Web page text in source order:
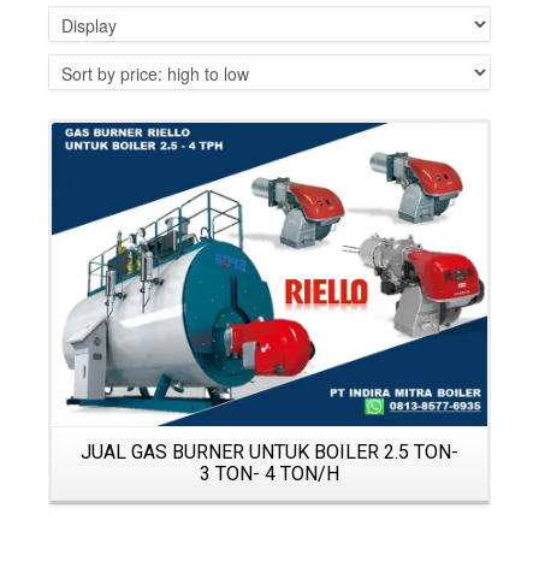
Details
JUAL GAS BURNER UNTUK BOILER 2.5 TON-
3 TON- 4 TON/H